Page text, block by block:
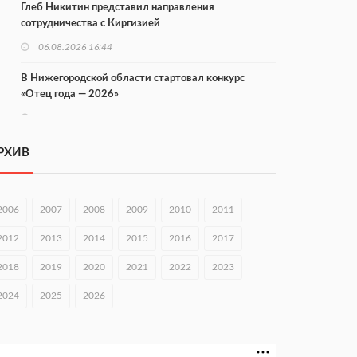
Глеб Никитин представил направления
сотрудничества с Киргизией
06.08.2026 16:44
В Нижегородской области стартовал конкурс
«Отец года — 2026»
Городец подписал соглашения с Кара-Кулем и
вырос в 1,9 раза
В Нижнем Новгороде открыли фестиваль «Семья
2007 2008 2009 2010 2011
2013 2014 2015 2016 2017
2019 2020 2021 2022 2023
2025 2026